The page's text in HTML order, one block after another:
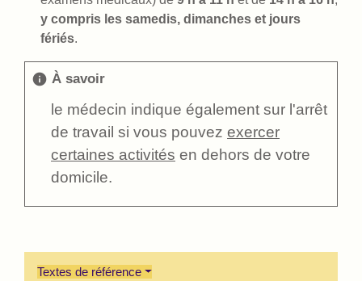
y compris les samedis, dimanches et jours
fériés.
info À savoir
le médecin indique également sur l'arrêt
de travail si vous pouvez exercer
certaines activités en dehors de votre
domicile.
Textes de référence